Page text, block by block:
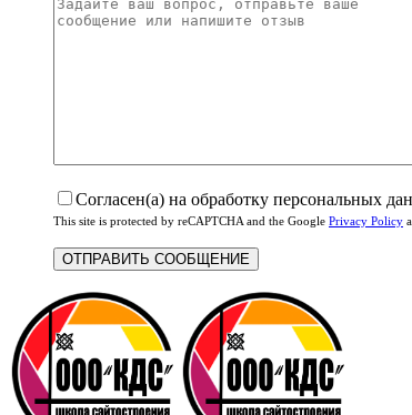
Согласен(а) на обработку персональных
This site is protected by reCAPTCHA and the Google Privacy Policy